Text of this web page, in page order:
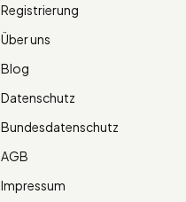
Registrierung
Über uns
Blog
Datenschutz
Bundesdatenschutz
AGB
Impressum